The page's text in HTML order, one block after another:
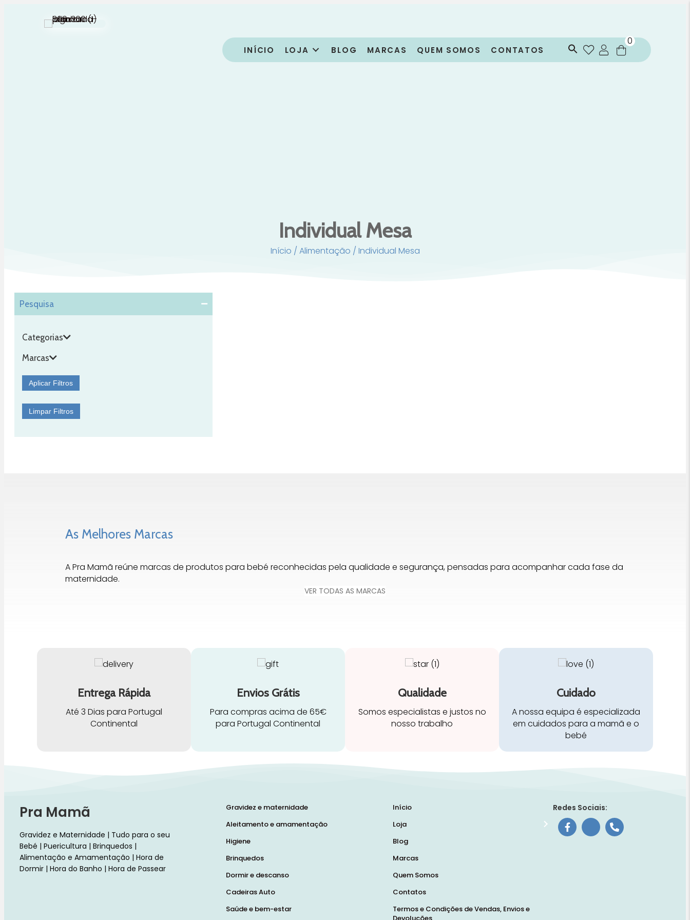
INÍCIO LOJA BLOG MARCAS QUEM SOMOS CONTATOS
0
Individual Mesa
Início / Alimentação / Individual Mesa
Pesquisa
Categorias
Marcas
Aplicar Filtros
Limpar Filtros
As Melhores Marcas
A Pra Mamã reúne marcas de produtos para bebé reconhecidas pela qualidade e segurança, pensadas para acompanhar cada fase da
maternidade.
VER TODAS AS MARCAS
Entrega Rápida
Até 3 Dias para Portugal
Continental
Envios Grátis
Para compras acima de 65€
para Portugal Continental
Qualidade
Somos especialistas e justos no
nosso trabalho
Cuidado
A nossa equipa é especializada
em cuidados para a mamã e o
bebé
Pra Mamã
Gravidez e Maternidade | Tudo para o seu
Bebé | Puericultura | Brinquedos |
Alimentação e Amamentação | Hora de
Dormir | Hora do Banho | Hora de Passear
Gravidez e maternidade
Aleitamento e amamentação
Higiene
Brinquedos
Dormir e descanso
Cadeiras Auto
Saúde e bem-estar
Início
Loja
Blog
Marcas
Quem Somos
Contatos
Termos e Condições de Vendas, Envios e
Redes Sociais: